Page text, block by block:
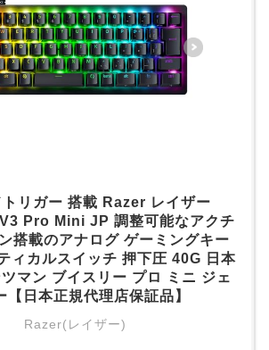
トリガー 搭載 Razer レイザー
Pro Mini JP 調整可能なアクチ
搭載のアナログ ゲーミングキー
ィカルスイッチ 押下圧 40G 日本
マン ブイスリー プロ ミニ ジェ
【日本正規代理店保証品】
Razer(レイザー)